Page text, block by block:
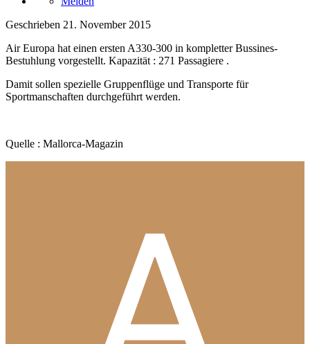
Geschrieben 21. November 2015
Air Europa hat einen ersten A330-300 in kompletter Bussines-
Bestuhlung vorgestellt. Kapazität : 271 Passagiere .
Damit sollen spezielle Gruppenflüge und Transporte für
Sportmanschaften durchgeführt werden.
Quelle : Mallorca-Magazin